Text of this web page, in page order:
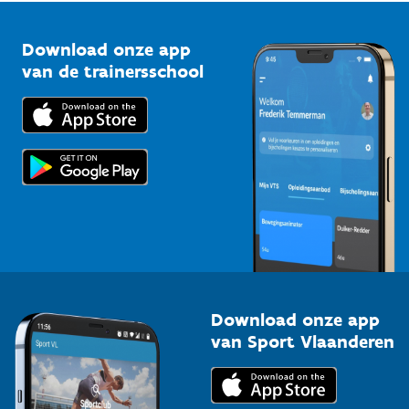
Bedrijven
Trainers en begeleiders
Topsporters
Vlaamse Trainersschool
Kennisplatform
Downloads
Voor de pers
Download onze app
van de trainersschool
Download onze app
van Sport Vlaanderen